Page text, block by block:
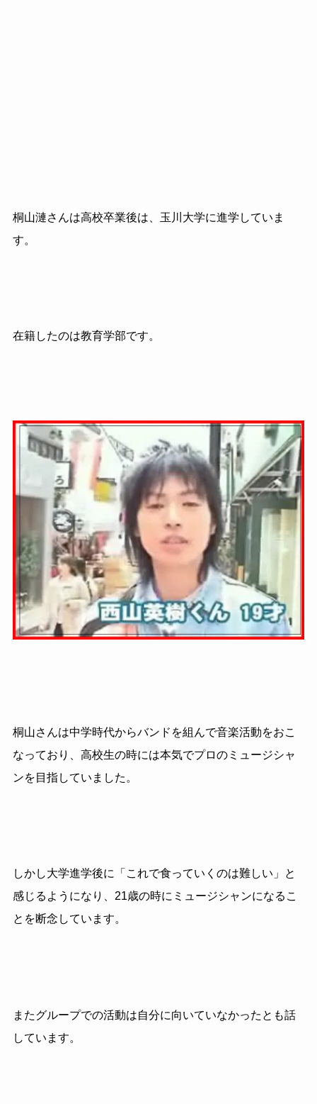
桐山漣さんは高校卒業後は、玉川大学に進学していま
す。
在籍したのは教育学部です。
桐山さんは中学時代からバンドを組んで音楽活動をおこ
なっており、高校生の時には本気でプロのミュージシャ
ンを目指していました。
しかし大学進学後に「これで食っていくのは難しい」と
感じるようになり、21歳の時にミュージシャンになるこ
とを断念しています。
またグループでの活動は自分に向いていなかったとも話
しています。